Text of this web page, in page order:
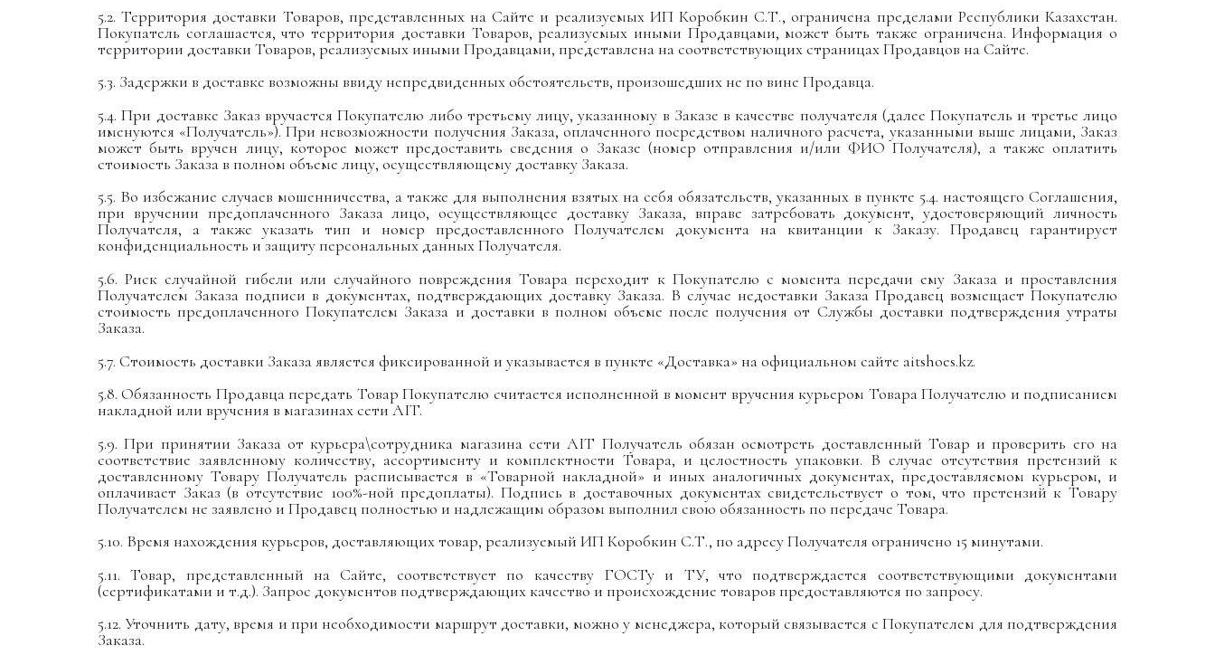
5.2. Территория доставки Товаров, представленных на Сайте и реализуемых ИП Коробкин С.Т., ограничена пределами Республики Казахстан.
Покупатель соглашается, что территория доставки Товаров, реализуемых иными Продавцами, может быть также ограничена. Информация о
территории доставки Товаров, реализуемых иными Продавцами, представлена на соответствующих страницах Продавцов на Сайте.
5.3. Задержки в доставке возможны ввиду непредвиденных обстоятельств, произошедших не по вине Продавца.
5.4. При доставке Заказ вручается Покупателю либо третьему лицу, указанному в Заказе в качестве получателя (далее Покупатель и третье лицо
именуются «Получатель»). При невозможности получения Заказа, оплаченного посредством наличного расчета, указанными выше лицами, Заказ
может быть вручен лицу, которое может предоставить сведения о Заказе (номер отправления и/или ФИО Получателя), а также оплатить
стоимость Заказа в полном объеме лицу, осуществляющему доставку Заказа.
5.5. Во избежание случаев мошенничества, а также для выполнения взятых на себя обязательств, указанных в пункте 5.4. настоящего Соглашения,
при вручении предоплаченного Заказа лицо, осуществляющее доставку Заказа, вправе затребовать документ, удостоверяющий личность
Получателя, а также указать тип и номер предоставленного Получателем документа на квитанции к Заказу. Продавец гарантирует
конфиденциальность и защиту персональных данных Получателя.
5.6. Риск случайной гибели или случайного повреждения Товара переходит к Покупателю с момента передачи ему Заказа и проставления
Получателем Заказа подписи в документах, подтверждающих доставку Заказа. В случае недоставки Заказа Продавец возмещает Покупателю
стоимость предоплаченного Покупателем Заказа и доставки в полном объеме после получения от Службы доставки подтверждения утраты
Заказа.
5.7. Стоимость доставки Заказа является фиксированной и указывается в пункте «Доставка» на официальном сайте aitshoes.kz.
5.8. Обязанность Продавца передать Товар Покупателю считается исполненной в момент вручения курьером Товара Получателю и подписанием
накладной или вручения в магазинах сети AIT.
5.9. При принятии Заказа от курьера\сотрудника магазина сети AIT Получатель обязан осмотреть доставленный Товар и проверить его на
соответствие заявленному количеству, ассортименту и комплектности Товара, и целостность упаковки. В случае отсутствия претензий к
доставленному Товару Получатель расписывается в «Товарной накладной» и иных аналогичных документах, предоставляемом курьером, и
оплачивает Заказ (в отсутствие 100%-ной предоплаты). Подпись в доставочных документах свидетельствует о том, что претензий к Товару
Получателем не заявлено и Продавец полностью и надлежащим образом выполнил свою обязанность по передаче Товара.
5.10. Время нахождения курьеров, доставляющих товар, реализуемый ИП Коробкин С.Т., по адресу Получателя ограничено 15 минутами.
5.11. Товар, представленный на Сайте, соответствует по качеству ГОСТу и ТУ, что подтверждается соответствующими документами
(сертификатами и т.д.). Запрос документов подтверждающих качество и происхождение товаров предоставляются по запросу.
5.12. Уточнить дату, время и при необходимости маршрут доставки, можно у менеджера, который связывается с Покупателем для подтверждения
Заказа.